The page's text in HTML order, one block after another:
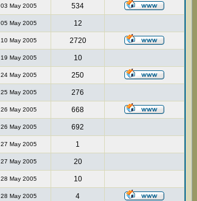
03 May 2005 534
05 May 2005 12
10 May 2005 2720
19 May 2005 10
24 May 2005 250
25 May 2005 276
26 May 2005 668
26 May 2005 692
27 May 2005 1
27 May 2005 20
28 May 2005 10
28 May 2005 4